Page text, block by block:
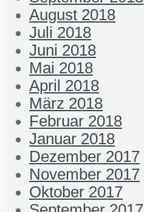
August 2018
Juli 2018
Juni 2018
Mai 2018
April 2018
März 2018
Februar 2018
Januar 2018
Dezember 2017
November 2017
Oktober 2017